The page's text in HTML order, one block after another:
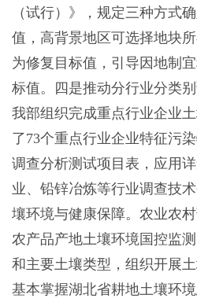
（试行）》，规定三种方式
值，高背景地区可选择地块
为修复目标值，引导因地制
标值。四是推动分行业分类
我部组织完成重点行业企业
了73个重点行业企业特征污
调查分析测试项目表，应用
业、铅锌冶炼等行业调查技
壤环境与健康保障。农业农
农产品产地土壤环境国控监
和主要土壤类型，组织开展
基本掌握湖北省耕地土壤环